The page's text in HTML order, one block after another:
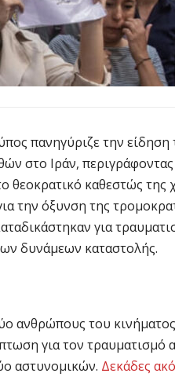
πανηγύριζε την είδηση
στο Ιράν,
θεοκρατικό καθεστώς της
την όξυνση της
για
δυνάμεων καταστολής.
ανθρώπους του
για τον τραυματισμό
αστυνομικών. Δεκάδες